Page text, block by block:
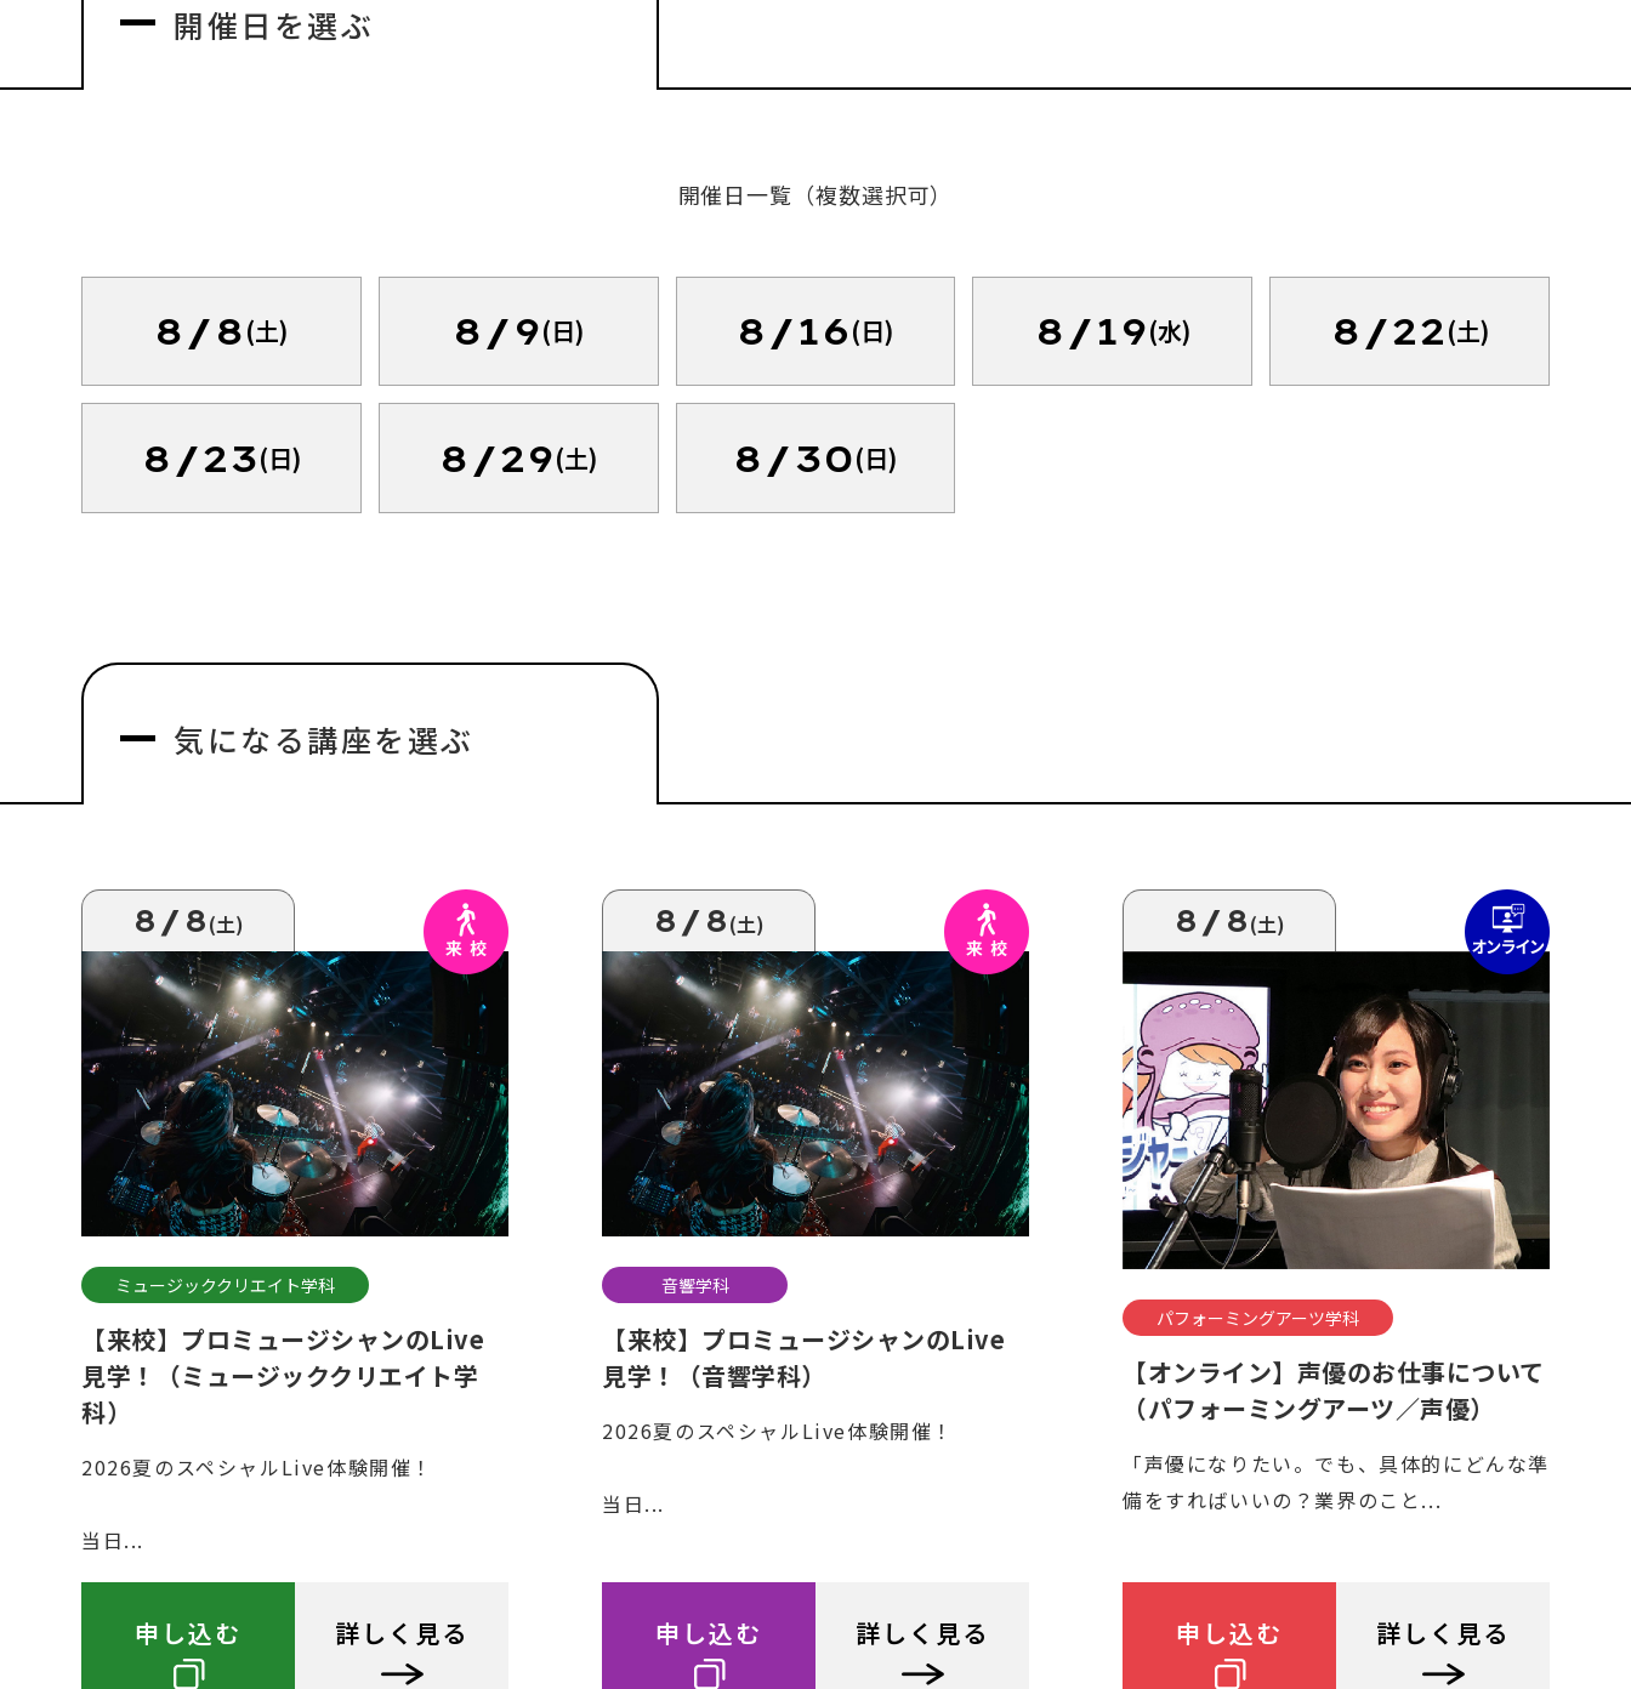
開催日を選ぶ
開催日一覧（複数選択可）
8/8(土) 8/9(日) 8/16(日) 8/19(水) 8/22(土)
8/23(日) 8/29(土) 8/30(日)
気になる講座を選ぶ
8/8(土)
ミュージッククリエイト学科
【来校】プロミュージシャンのLive
見学！（ミュージッククリエイト学
科）
2026夏のスペシャルLive体験開催！
当日...
申し込む 詳しく見る
8/8(土)
音響学科
【来校】プロミュージシャンのLive
見学！（音響学科）
2026夏のスペシャルLive体験開催！
当日...
申し込む 詳しく見る
8/8(土)
パフォーミングアーツ学科
【オンライン】声優のお仕事について
（パフォーミングアーツ／声優）
「声優になりたい。でも、具体的にどんな準
備をすればいいの？業界のこと...
申し込む 詳しく見る